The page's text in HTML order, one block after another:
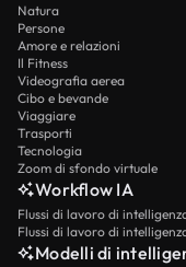
Natura
Persone
Amore e relazioni
Il Fitness
Videografia aerea
Cibo e bevande
Viaggiare
Trasporti
Tecnologia
Zoom di sfondo virtuale
Workflow IA
Flussi di lavoro di
Modelli di